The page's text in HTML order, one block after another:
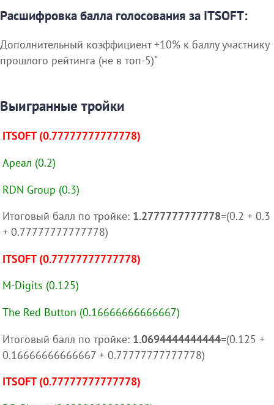
Расшифровка балла голосования за ITSOFT:
Дополнительный коэффициент +10% к баллу участнику
прошлого рейтинга (не в топ-5)"
Выигранные тройки
ITSOFT (0.77777777777778)
Ареал (0.2)
RDN Group (0.3)
Итоговый балл по тройке: 1.2777777777778=(0.2 + 0.3
+ 0.77777777777778)
ITSOFT (0.77777777777778)
M-Digits (0.125)
The Red Button (0.16666666666667)
Итоговый балл по тройке: 1.0694444444444=(0.125 +
0.16666666666667 + 0.77777777777778)
ITSOFT (0.77777777777778)